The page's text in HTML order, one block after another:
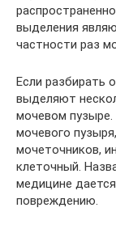
выделения
частности раз
Если разбирать
выделяют
мочевом пузыре.
мочевого
мочеточников,
клеточный.
медицине
повреждению.